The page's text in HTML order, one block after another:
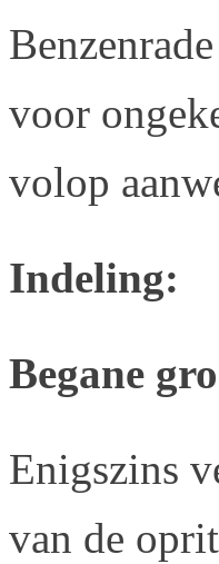
voor
volop
Indeling:
Begane
Enigszins
van de